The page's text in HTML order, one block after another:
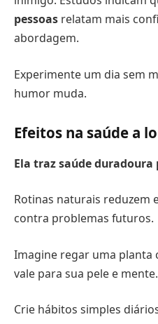
pessoas relatam mais
abordagem.
Experimente um dia sem
humor muda.
Efeitos na saúde a
Ela traz saúde
Rotinas naturais reduzem
contra problemas futuros.
Imagine regar uma planta
vale para sua pele e mente.
Crie hábitos simples